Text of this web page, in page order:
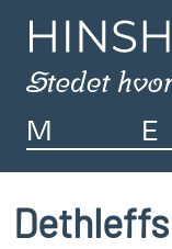
M E
Dethleffs